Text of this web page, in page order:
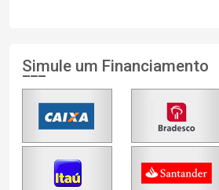
Simule um Financiamento